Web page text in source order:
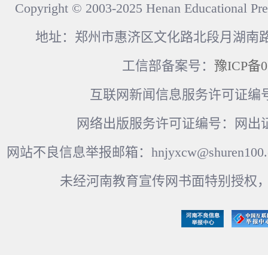
Copyright © 2003-2025 Henan Educational
地址：郑州市惠济区文化路北段月湖南
工信部备案号： 豫ICP备
互联网新闻信息服务许可证编
网络出版服务许可证编号：网出
网站不良信息举报邮箱：
未经河南教育宣传网书面特别授权